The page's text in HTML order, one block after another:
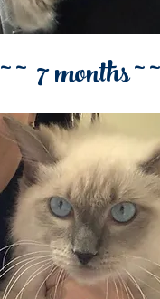
~ ~ 7 months ~ ~